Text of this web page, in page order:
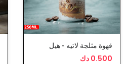
قهوة مثلجة لاتيه - هيل
0.500 دك